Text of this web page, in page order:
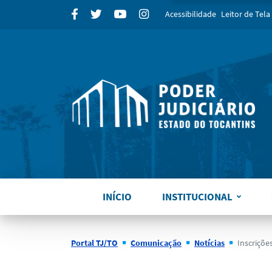
para
FacebookTwitter YoutubeInstagram
Acessibilidade Leitor de Tela
INÍCIO INSTITUCIONAL
Portal TJ/TO Comunicação Notícias Inscrições abertas para